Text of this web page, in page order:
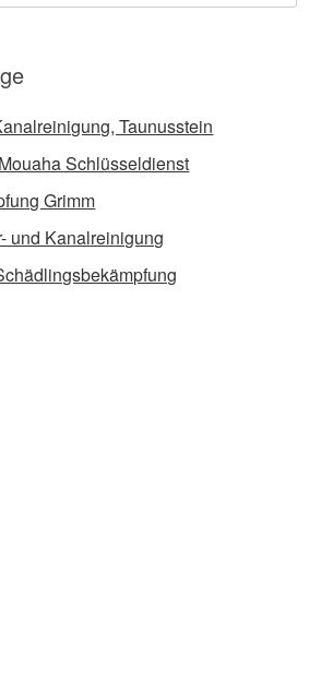
Taunusstein
Schlüsseldienst
Grimm
und Kanalreinigung